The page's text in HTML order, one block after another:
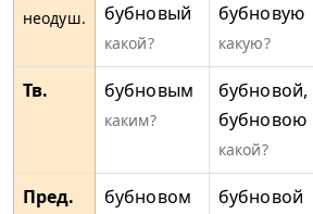
неодуш. бубновый
какой?
бубновую
какую?
Тв. бубновым
каким?
бубновой,
бубновою
какой?
Пред. бубновом бубновой